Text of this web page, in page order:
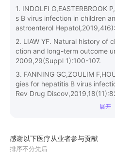
1. INDOLFI G,EASTERBROOK
s B virus infection in children
astroenterol
2. LIAW YF. Natural history of
ction and long-term outcome
2009,29(Suppl 1):100-107.
3. FANNING GC,ZOULIM
gies for hepatitis B virus
Rev Drug
展开
感谢以下医疗从业者参与贡献
排序不分先后